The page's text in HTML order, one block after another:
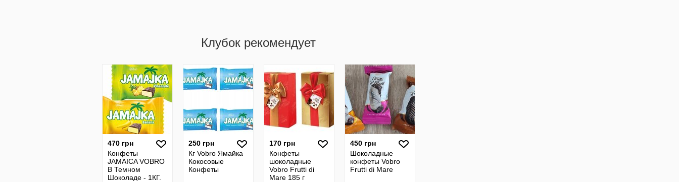
Клубок рекомендует
470 грн
Конфеты
JAMAICA VOBRO
В Темном
Шоколаде - 1КГ.
250 грн
Кг Vobro Ямайка
Кокосовые
Конфеты
170 грн
Конфеты
шоколадные
Vobro Frutti di
Mare 185 г
450 грн
Шоколадные
конфеты Vobro
Frutti di Mare